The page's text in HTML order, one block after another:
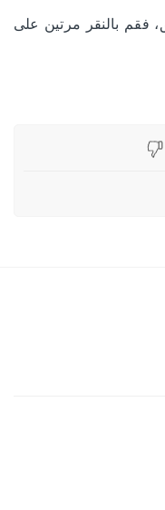
فقم بالنقر مرتين على